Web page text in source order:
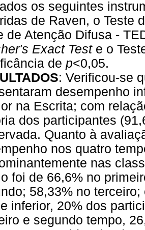
os seguintes
de Raven, o Teste
de Atenção Difusa -
Exact Teste o
de p<0,05.
: Verificou-se
desempenho
na Escrita; com
dos participantes
Quanto à
nos quatro
nas
foi de 66,6% no
58,33% no
inferior, 20% dos
e segundo tempo,